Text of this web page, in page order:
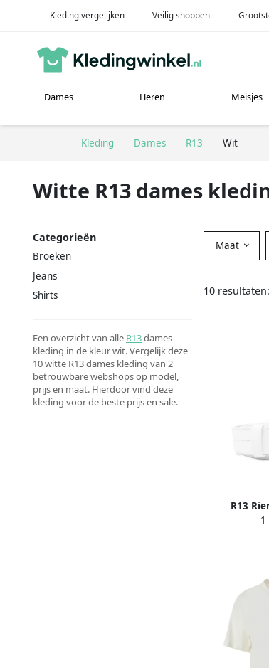
Kleding vergelijken Veilig shoppen
Dames Heren Meisjes
Kleding Dames R13 Wit
Witte R13 dames
Categorieën
Broeken
Jeans
Shirts
Een overzicht van alle R13dames
kleding in de kleur wit. Vergelijk deze
10 witte R13 dames kleding van 2
betrouwbare webshops op model,
prijs en maat. Hierdoor vind deze
kleding voor de beste prijs en sale.
Maat
10 resultaten:
R13
1